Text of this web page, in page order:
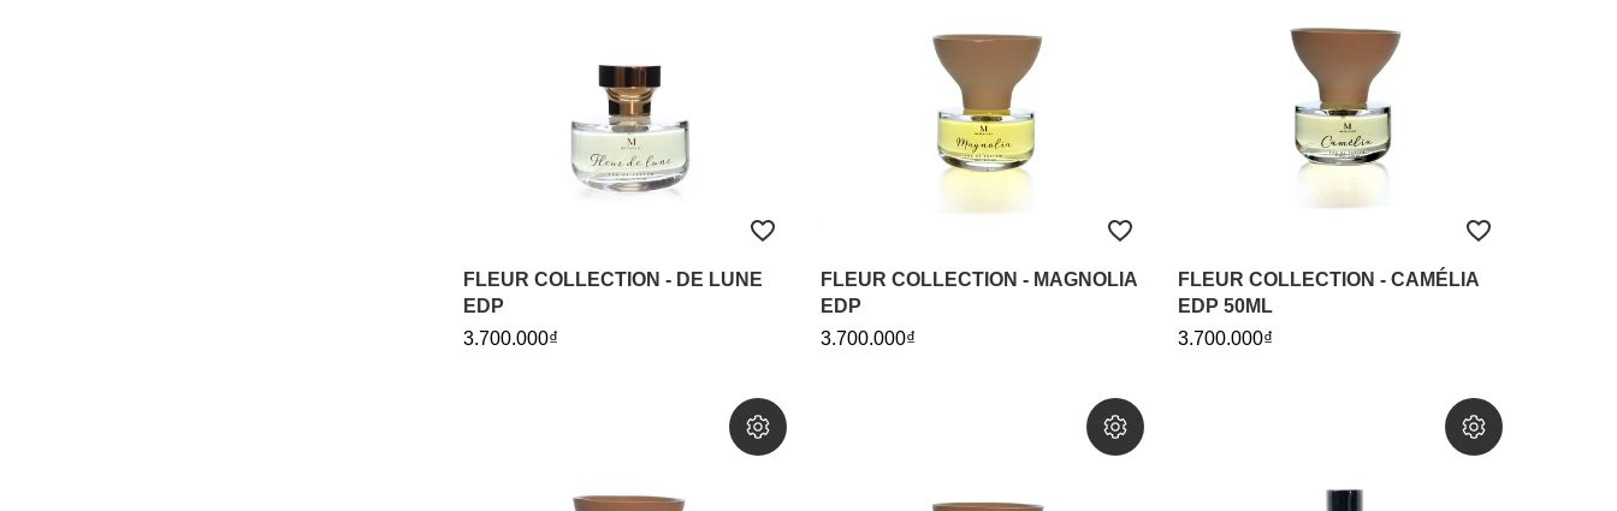
FLEUR COLLECTION - DE LUNE
EDP
3.700.000₫
FLEUR COLLECTION - MAGNOLIA
EDP
3.700.000₫
FLEUR COLLECTION - CAMÉLIA
EDP 50ML
3.700.000₫